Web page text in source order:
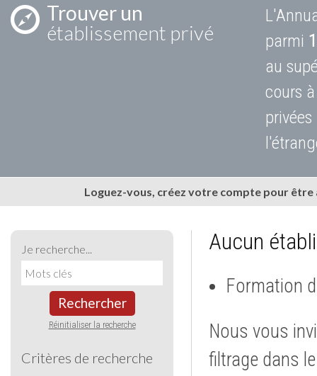
Trouver un
établissement privé
parmi
au
cours
Loguez-vous, créez votre compte pour
Je recherche...
Rechercher
Réinitialiser la recherche
Critères de recherche
Aucun
Formation
Nous vous
filtrage dans